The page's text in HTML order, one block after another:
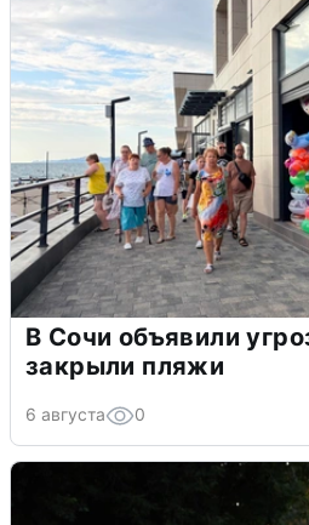
В Сочи объявили
закрыли пляжи
6 августа 0